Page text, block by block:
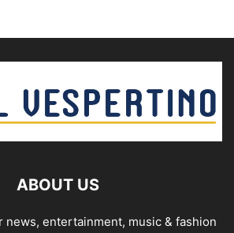
ABOUT US
news, entertainment, music & fashion